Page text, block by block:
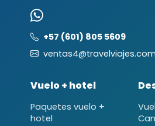
+57 (601) 805 5609
Vuelo + hotel
Paquetes vuelo +
hotel